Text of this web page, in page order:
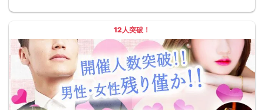
12人突破！